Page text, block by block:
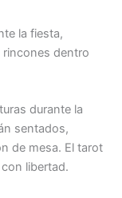
la fiesta,
rincones dentro
durante la
sentados,
de mesa. El tarot
libertad.